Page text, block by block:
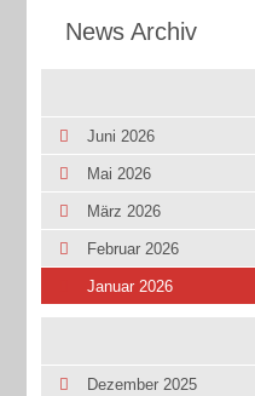
News Archiv
Juni 2026
Mai 2026
März 2026
Februar 2026
Januar 2026
Dezember 2025